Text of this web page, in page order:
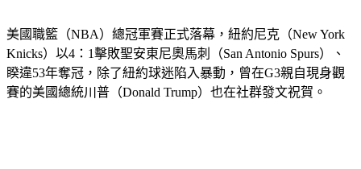
美國職籃（NBA）總冠軍賽正式落幕，紐約尼克（New York
Knicks）以4：1擊敗聖安東尼奧馬刺（San Antonio Spurs）、
睽違53年奪冠，除了紐約球迷陷入暴動，曾在G3親自現身觀
賽的美國總統川普（Donald Trump）也在社群發文祝賀。